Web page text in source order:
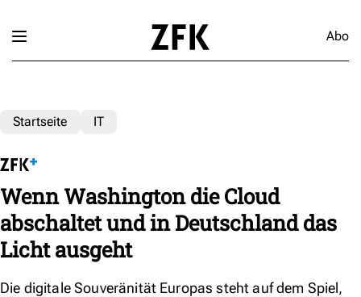
Abo
Startseite IT
Wenn Washington die Cloud
abschaltet und in Deutschland das
Licht ausgeht
Die digitale Souveränität Europas steht auf dem Spiel,